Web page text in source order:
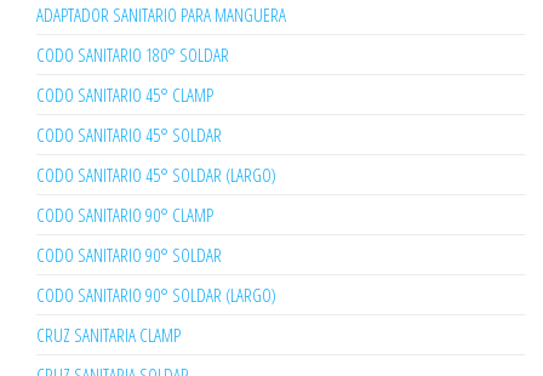
ADAPTADOR SANITARIO PARA MANGUERA
CODO SANITARIO 180° SOLDAR
CODO SANITARIO 45° CLAMP
CODO SANITARIO 45° SOLDAR
CODO SANITARIO 45° SOLDAR (LARGO)
CODO SANITARIO 90° CLAMP
CODO SANITARIO 90° SOLDAR
CODO SANITARIO 90° SOLDAR (LARGO)
CRUZ SANITARIA CLAMP